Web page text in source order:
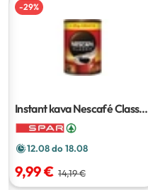
-29%
Instant kava Nescafé Classic
250 g
12.08 do 18.08
9,99 € 14,19 €